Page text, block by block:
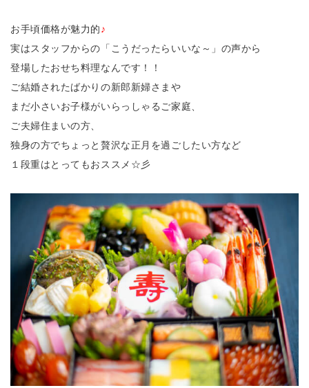
お手頃価格が魅力的♪
実はスタッフからの「こうだったらいいな～」の声から
登場したおせち料理なんです！！
ご結婚されたばかりの新郎新婦さまや
まだ小さいお子様がいらっしゃるご家庭、
ご夫婦住まいの方、
独身の方でちょっと贅沢な正月を過ごしたい方など
１段重はとってもおススメ☆彡